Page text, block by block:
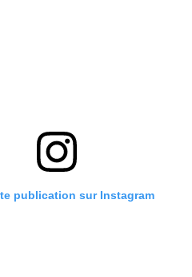
publication sur Instagram